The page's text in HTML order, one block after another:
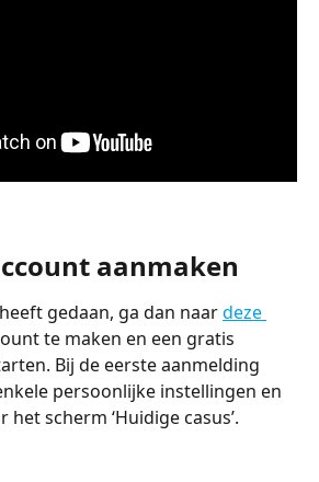
aanmaken
gedaan, ga dan naar deze
te maken en een gratis
Bij de eerste aanmelding
persoonlijke instellingen en
scherm ‘Huidige casus’.